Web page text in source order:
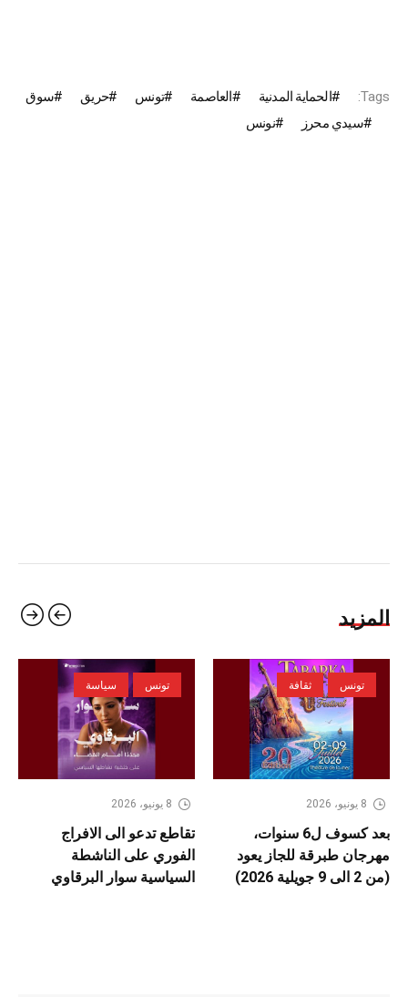
Tags: الحماية المدنية العاصمة تونس حريق
سوق
سيدي محرز
نونس
المزيد
تونس ثقافة
8 يونيو، 2026
بعد كسوف ل6 سنوات،
مهرجان طبرقة للجاز يعود
(من 2 الى 9 جويلية 2026)
تونس سياسة
8 يونيو، 2026
تقاطع تدعو الى الافراج
الفوري على الناشطة
السياسية سوار البرقاوي